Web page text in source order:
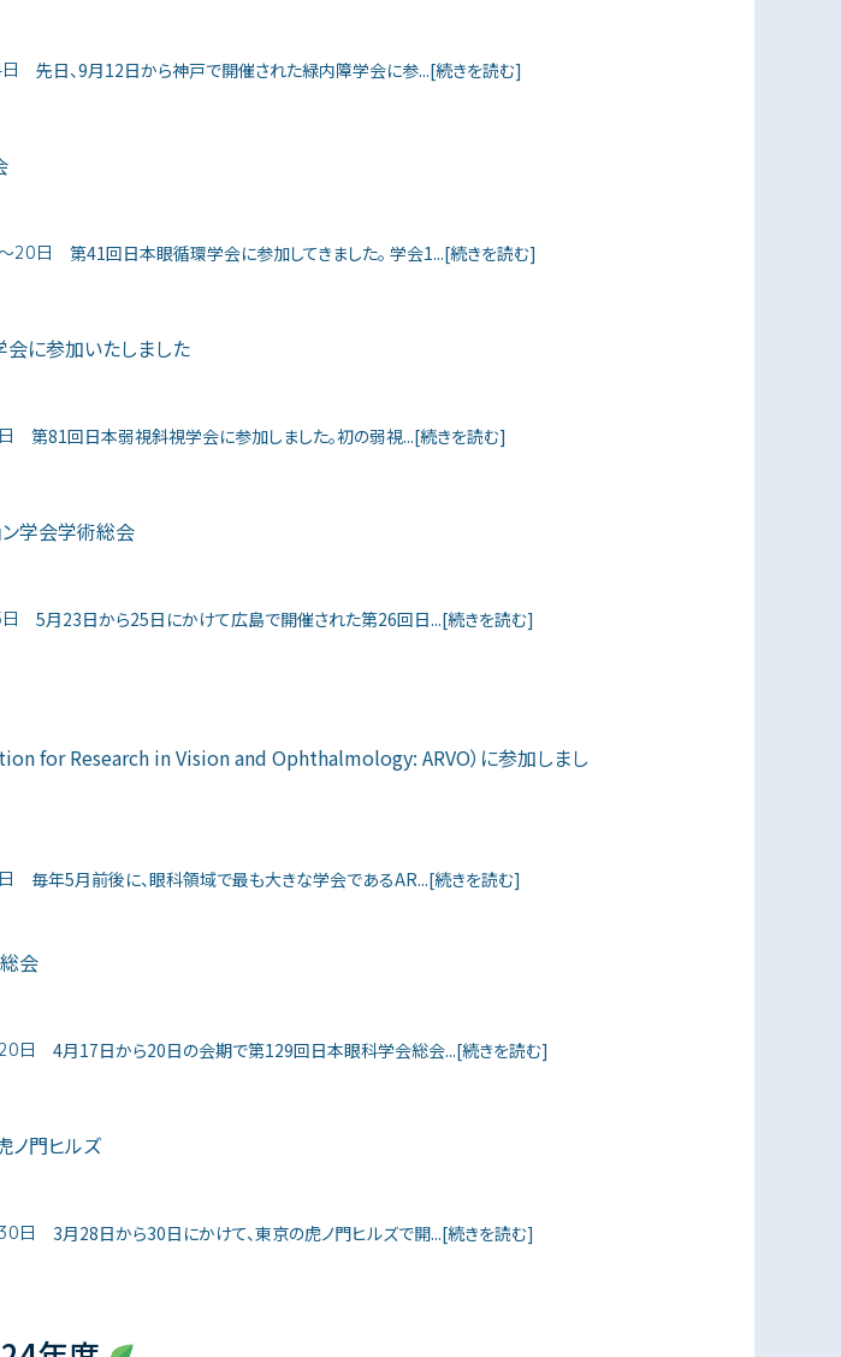
先日、9月12日から神戸で開催された緑内障学会に参...[続きを読む]
20日 第41回日本眼循環学会に参加してきました。 学会1...[続きを読む]
に参加いたしました
第81回日本弱視斜視学会に参加しました。初の弱視...[続きを読む]
学会学術総会
5月23日から25日にかけて広島で開催された第26回日...[続きを読む]
for Research in Vision and Ophthalmology: ARVO）に参加しまし
毎年5月前後に、眼科領域で最も大きな学会であるAR...[続きを読む]
会
日 4月17日から20日の会期で第129回日本眼科学会総会...[続きを読む]
ノ門ヒルズ
日 3月28日から30日にかけて、東京の虎ノ門ヒルズで開...[続きを読む]